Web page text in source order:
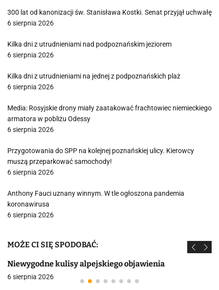
300 lat od kanonizacji św. Stanisława Kostki. Senat przyjął uchwałę
6 sierpnia 2026
Kilka dni z utrudnieniami nad podpoznańskim jeziorem
6 sierpnia 2026
Kilka dni z utrudnieniami na jednej z podpoznańskich plaż
6 sierpnia 2026
Media: Rosyjskie drony miały zaatakować frachtowiec niemieckiego
armatora w pobliżu Odessy
6 sierpnia 2026
Przygotowania do SPP na kolejnej poznańskiej ulicy. Kierowcy
muszą przeparkować samochody!
6 sierpnia 2026
Anthony Fauci uznany winnym. W tle ogłoszona pandemia
koronawirusa
6 sierpnia 2026
MOŻE CI SIĘ SPODOBAĆ:
Niewygodne kulisy alpejskiego objawienia
6 sierpnia 2026